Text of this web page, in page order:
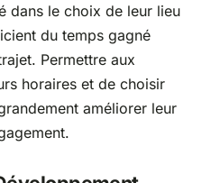
dans le choix de leur lieu
du temps gagné
Permettre aux
horaires et de choisir
améliorer leur